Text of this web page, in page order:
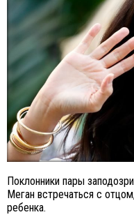
Поклонники пары
Меган встречаться с
ребенка.